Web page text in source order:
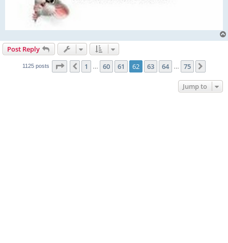
Post Reply
1125 posts Page 62 of 75
Previous
1 60 61 62 63 64 75
Jump to